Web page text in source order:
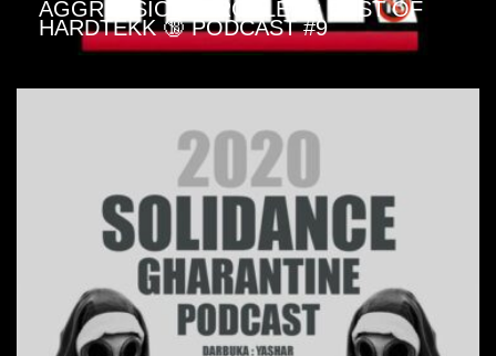
AGGRESSIONSPROBLEM : BEST OF
HARDTEKK 🔞 PODCAST #9